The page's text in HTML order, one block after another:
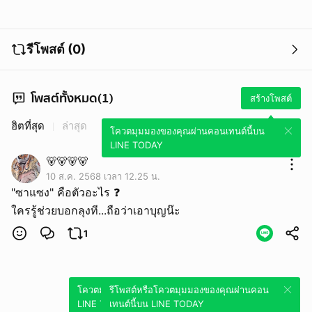
รีโพสต์ (0)
โพสต์ทั้งหมด(1) สร้างโพสต์
โควตมุมมองของคุณผ่านคอนเทนต์นี้บน
LINE TODAY
ฮิตที่สุด ล่าสุด
🐻🐻🐻🐻
10 ส.ค. 2568 เวลา 12.25 น.
"ซาแซง" คือตัวอะไร ❓️
ใครรู้ช่วยบอกลุงที...ถือว่าเอาบุญน๊ะ
1
โควตมุมมองของคุณผ่านคอนเทนต์นี้บน
LINE TODAY
รีโพสต์หรือโควตมุมมองของคุณผ่านคอน
เทนต์นี้บน LINE TODAY